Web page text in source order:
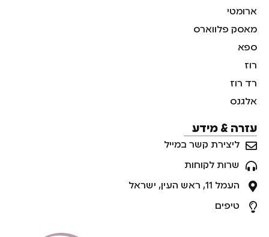
ארומטי
מאסק פלווארס
ספא
רוז
רד רוז
אלגנס
עזרה & מידע
ליצירת קשר במייל
שרות לקוחות
העמל 11, ראש העין, ישראל
טיפים